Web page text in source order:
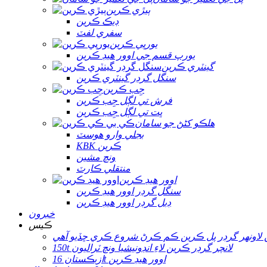
ٻيڙي ڪرين
ڊيڪ ڪرين
سفري لفٽ
يورپي ڪرين
يورپ قسم جي اوور هيڊ ڪرين
گينٽري ڪرين
سنگل گرڊر گينٽري ڪرين
جِب ڪرين
فرش تي لڳل جِب ڪرين
ڀت تي لڳل جِب ڪرين
هلڪو کڻڻ جو سامان
بجلي وارو هوسٽ
KBK ڪرين
ونچ مشين
منتقلي ڪارٽ
اوور هيڊ ڪرين
سنگل گرڊر اوور هيڊ ڪرين
ڊبل گرڊر اوور هيڊ ڪرين
خبرون
ڪيس
لاونهر گرڊر پل ڪرين ڪم ڪرڻ شروع ڪري ڇڏيو آهي
150t لانچر گرڊر ڪرين لاءِ انڊونيشيا ونچ ٽراليون
ازبڪستان 16t اوور هيڊ ڪرين